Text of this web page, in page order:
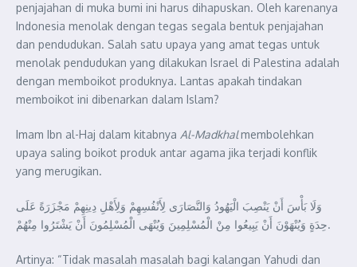
penjajahan di muka bumi ini harus dihapuskan. Oleh karenanya
Indonesia menolak dengan tegas segala bentuk penjajahan
dan pendudukan. Salah satu upaya yang amat tegas untuk
menolak pendudukan yang dilakukan Israel di Palestina adalah
dengan memboikot produknya. Lantas apakah tindakan
memboikot ini dibenarkan dalam Islam?
Imam Ibn al-Haj dalam kitabnya Al-Madkhalmembolehkan
upaya saling boikot produk antar agama jika terjadi konflik
yang merugikan.
وَلَا بَأْسَ أَنْ يَنْصِبَ الْيَهُودُ وَالنَّصَارَى لِأَنْفُسِهِمْ وَلِأَهْلِ دِينِهِمْ مَجْزَرَةً عَلَى
حِدَةٍ وَيُنْهَوْنَ أَنْ يَبِيعُوا مِنْ الْمُسْلِمِينَ وَيُنْهَى الْمُسْلِمُونَ أَنْ يَشْتَرُوا مِنْهُمْ.
Artinya: “Tidak masalah masalah bagi kalangan Yahudi dan